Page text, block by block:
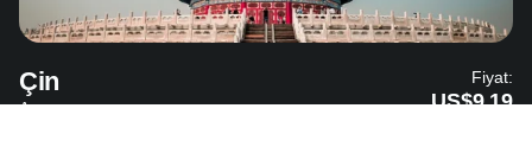
Çin
Asya
Fiyat:
US$9.19